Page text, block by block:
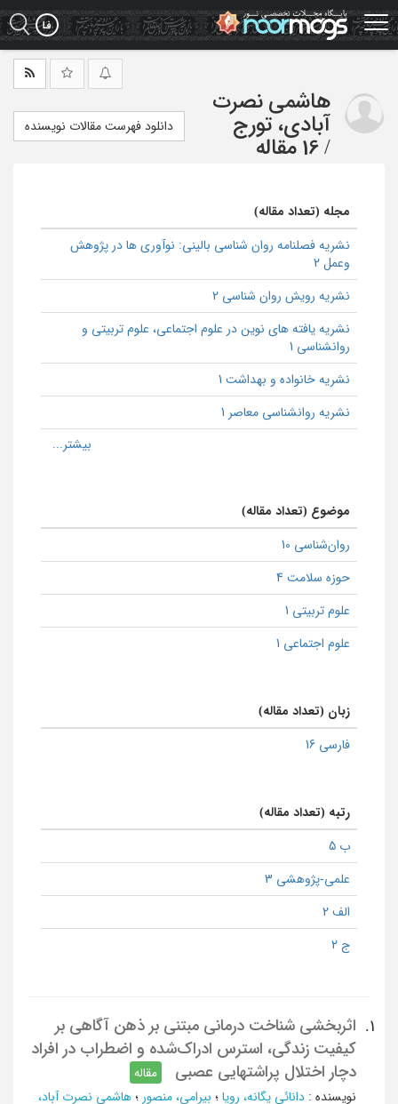
Skip
to
main
هاشمی نصرت
آبادی، تورج
/ 16 مقاله
دانلود فهرست مقالات نویسنده
مجله (تعداد مقاله)
نشریه فصلنامه روان شناسی بالینی: نوآوری ها در پژوهش
وعمل 2
نشریه رویش روان شناسی 2
نشریه یافته های نوین در علوم اجتماعی، علوم تربیتی و
روانشناسی 1
نشریه خانواده و بهداشت 1
نشریه روانشناسی معاصر 1
موضوع (تعداد مقاله)
روان‌شناسی 10
حوزه سلامت 4
علوم تربیتی 1
علوم اجتماعی 1
زبان (تعداد مقاله)
فارسی 16
رتبه (تعداد مقاله)
ب 5
علمی-پژوهشی 3
الف 2
ج 2
1.
اثربخشی شناخت درمانی مبتنی بر ذهن آگاهی بر
کیفیت زندگی، استرس ادراک‌شده و اضطراب در افراد
دچار اختلال پراشتهایی عصبی
مقاله
نویسنده : دانائی یگانه، رویا ؛ بیرامی، منصور ؛ هاشمی نصرت آباد،